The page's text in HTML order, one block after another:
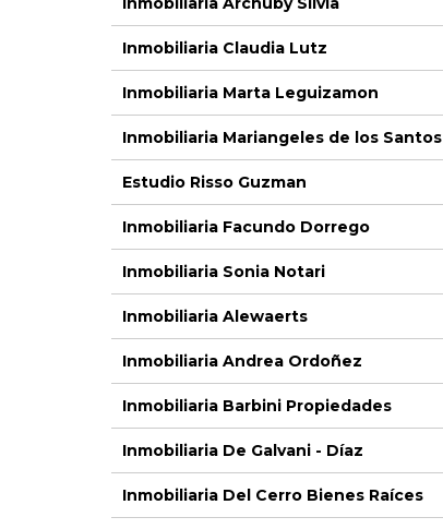
Inmobiliaria Claudia Lutz
Inmobiliaria Marta Leguizamon
Inmobiliaria Mariangeles de los Santos
Estudio Risso Guzman
Inmobiliaria Facundo Dorrego
Inmobiliaria Sonia Notari
Inmobiliaria Alewaerts
Inmobiliaria Andrea Ordoñez
Inmobiliaria Barbini Propiedades
Inmobiliaria De Galvani - Díaz
Inmobiliaria Del Cerro Bienes Raíces